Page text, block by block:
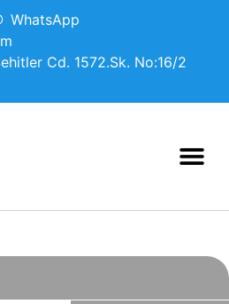
WhatsApp
Cd. 1572.Sk. No:16/2